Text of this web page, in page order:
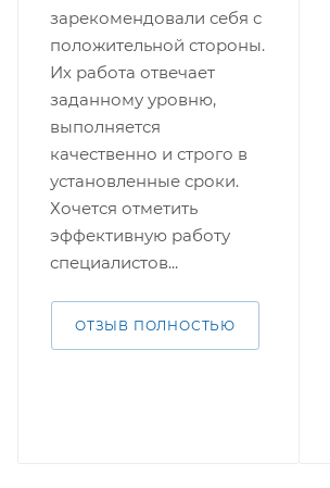
зарекомендовали себя с
положительной стороны.
Их работа отвечает
заданному уровню,
выполняется
качественно и строго в
установленные сроки.
Хочется отметить
эффективную работу
специалистов...
ОТЗЫВ ПОЛНОСТЬЮ